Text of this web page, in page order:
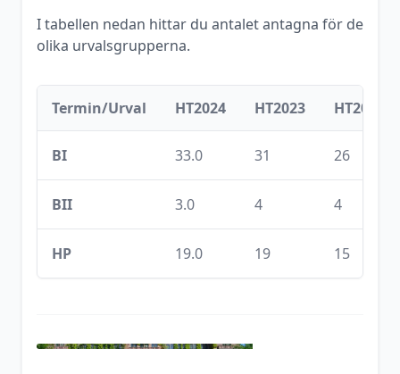
I tabellen nedan hittar du antalet antagna för de
olika urvalsgrupperna.
Termin/Urval HT2024 HT2023 HT2022
BI 33.0 31 26
BII 3.0 4 4
HP 19.0 19 15